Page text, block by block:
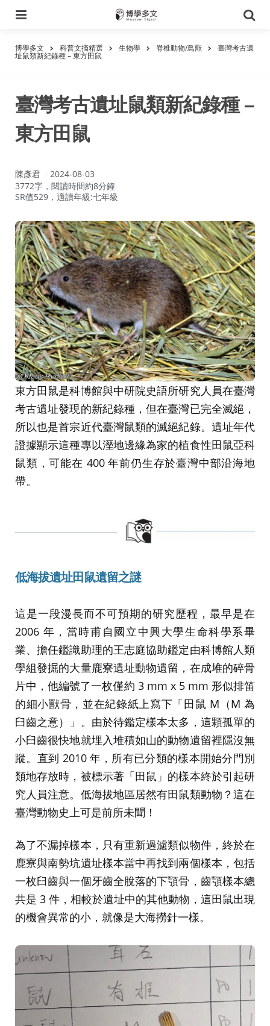
尋
博學多文 科普文摘精選 生物學 脊椎動物/鳥獸 臺灣考古遺
址鼠類新紀錄種 – 東方田鼠
臺灣考古遺址鼠類新紀錄種 –
東方田鼠
作
者：
陳彥君
2024-08-03
3772字，閱讀時間約8分鐘
SR值529，適讀年級:七年級
東方田鼠是科博館與中研院史語所研究人員在臺灣
考古遺址發現的新紀錄種，但在臺灣已完全滅絕，
所以也是首宗近代臺灣鼠類的滅絕紀錄。遺址年代
證據顯示這種專以溼地邊緣為家的植食性田鼠亞科
鼠類，可能在 400 年前仍生存於臺灣中部沿海地
帶。
低海拔遺址田鼠遺留之謎
這是一段漫長而不可預期的研究歷程，最早是在
2006 年，當時甫自國立中興大學生命科學系畢
業、擔任鑑識助理的王志庭協助鑑定由科博館人類
學組發掘的大量鹿寮遺址動物遺留，在成堆的碎骨
片中，他編號了一枚僅約 3 mm x 5 mm 形似排笛
的細小獸骨，並在紀錄紙上寫下「田鼠 M（M 為
臼齒之意）」。由於待鑑定樣本太多，這顆孤單的
小臼齒很快地就埋入堆積如山的動物遺留裡隱沒無
蹤。直到 2010 年，所有已分類的樣本開始分門別
類地存放時，被標示著「田鼠」的樣本終於引起研
究人員注意。低海拔地區居然有田鼠類動物？這在
臺灣動物史上可是前所未聞！
為了不漏掉樣本，只有重新過濾類似物件，終於在
鹿寮與南勢坑遺址樣本當中再找到兩個樣本，包括
一枚臼齒與一個牙齒全脫落的下顎骨，齒顎樣本總
共是 3 件，相較於遺址中的其他動物，這田鼠出現
的機會異常的小，就像是大海撈針一樣。